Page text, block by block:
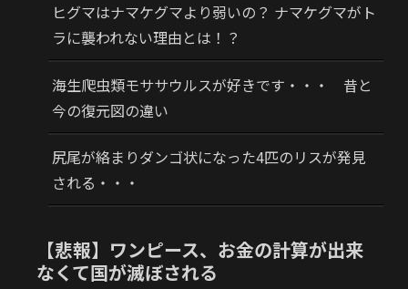
ヒグマはナマケグマより弱いの？ ナマケグマがト
ラに襲われない理由とは！？
海生爬虫類モササウルスが好きです・・・ 昔と
今の復元図の違い
尻尾が絡まりダンゴ状になった4匹のリスが発見
される・・・
【悲報】ワンピース、お金の計算が出来
なくて国が滅ぼされる